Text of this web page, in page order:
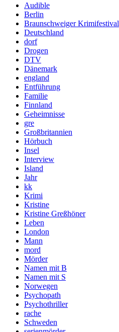
Audible
Berlin
Braunschweiger Krimifestival
Deutschland
dorf
Drogen
DTV
Dänemark
england
Entführung
Familie
Finnland
Geheimnisse
gre
Großbritannien
Hörbuch
Insel
Interview
Island
Jahr
kk
Krimi
Kristine
Kristine Greßhöner
Leben
London
Mann
mord
Mörder
Namen mit B
Namen mit S
Norwegen
Psychopath
Psychothriller
rache
Schweden